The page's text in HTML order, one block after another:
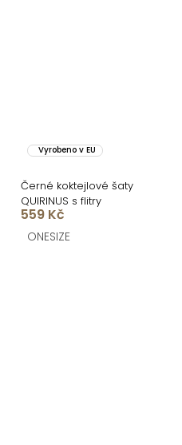
Vyrobeno v EU
Černé koktejlové šaty
QUIRINUS s flitry
559 Kč
ONESIZE